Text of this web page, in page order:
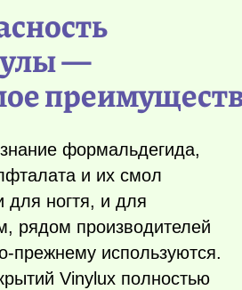
—
формальдегида,
и их смол
для ногтя, и для
рядом производителей
прежнему используются.
Vinylux полностью